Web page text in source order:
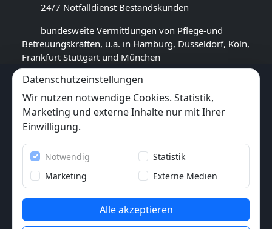
24/7 Notfalldienst Bestandskunden
bundesweite Vermittlungen von Pflege-und
Betreuungskräften, u.a. in Hamburg, Düsseldorf, Köln,
Frankfurt Stuttgart und München
GOOGLE BEWERTUNG
4,5 ★★★★★
( 17 Rezensionen)
6x★★★★★
(6 Bewertungen)
Datenschutzeinstellungen
Wir nutzen notwendige Cookies. Statistik,
Marketing und externe Inhalte nur mit Ihrer
Einwilligung.
Notwendig
Statistik
Marketing
Externe Medien
Alle akzeptieren